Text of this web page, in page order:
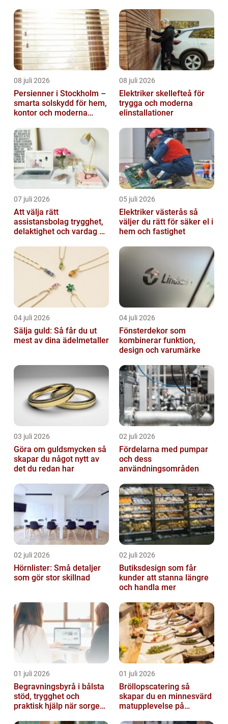
08 juli 2026
Persienner i Stockholm –
smarta solskydd för hem,
kontor och moderna
08 juli 2026
Elektriker skellefteå för
trygga och moderna
elinstallationer
07 juli 2026
Att välja rätt
assistansbolag trygghet,
delaktighet och vardag på
05 juli 2026
Elektriker västerås så
väljer du rätt för säker el i
hem och fastighet
04 juli 2026
Sälja guld: Så får du ut
mest av dina ädelmetaller
04 juli 2026
Fönsterdekor som
kombinerar funktion,
design och varumärke
03 juli 2026
Göra om guldsmycken så
skapar du något nytt av
det du redan har
02 juli 2026
Fördelarna med pumpar
och dess
användningsområden
02 juli 2026
Hörnlister: Små detaljer
som gör stor skillnad
02 juli 2026
Butiksdesign som får
kunder att stanna längre
och handla mer
01 juli 2026
Begravningsbyrå i bålsta
stöd, trygghet och
praktisk hjälp när sorgen
01 juli 2026
Bröllopscatering så
skapar du en minnesvärd
matupplevelse på